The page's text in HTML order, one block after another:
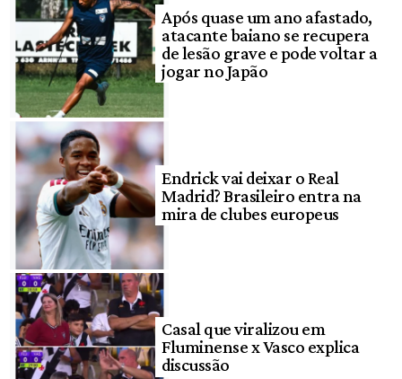
Após quase um ano afastado,
atacante baiano se recupera
de lesão grave e pode voltar a
jogar no Japão
Endrick vai deixar o Real
Madrid? Brasileiro entra na
mira de clubes europeus
Casal que viralizou em
Fluminense x Vasco explica
discussão